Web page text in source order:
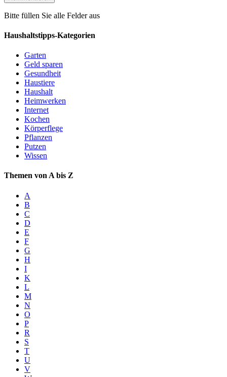
Bitte füllen Sie alle Felder aus
Haushaltstipps-Kategorien
Garten
Geld sparen
Gesundheit
Haustiere
Haushalt
Heimwerken
Internet
Kochen
Körperflege
Pflanzen
Putzen
Wissen
Themen von A bis Z
A
B
C
D
E
F
G
H
I
K
L
M
N
O
P
R
S
T
U
V